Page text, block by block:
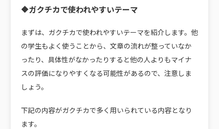
🔶ガクチカで使われやすいテーマ
まずは、ガクチカで使われやすいテーマを紹介します。他
の学生もよく使うことから、文章の流れが整っていなか
ったり、具体性がなかったりすると他の人よりもマイナ
スの評価になりやすくなる可能性があるので、注意しま
しょう。
下記の内容がガクチカで多く用いられている内容となり
ます。